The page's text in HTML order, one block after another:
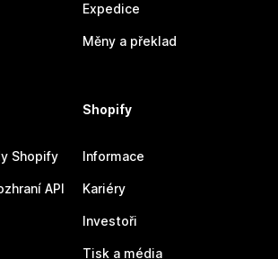
Expedice
Měny a překlad
Shopify
API
Shopify
Informace
Kariéry
Investoři
Tisk a média